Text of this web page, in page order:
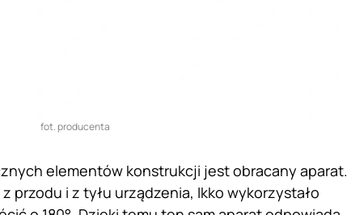
fot. producenta
elementów konstrukcji jest obracany aparat.
przodu i z tyłu urządzenia, Ikko wykorzystało